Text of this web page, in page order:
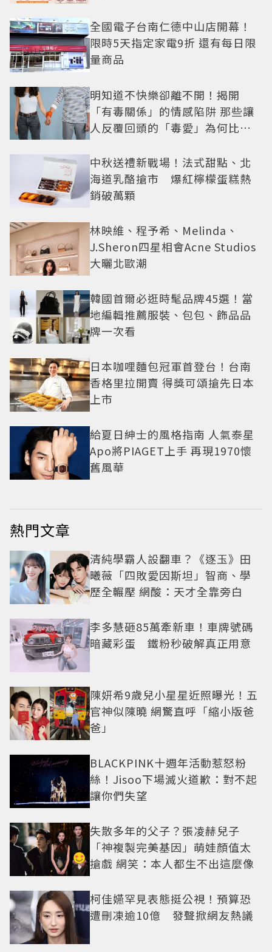
全國電子台南仁德中山店開幕！
限時5天指定家電9折 還有每日限
量商品
明知道不快樂卻離不開！揭開
「有毒關係」的情感陷阱 那些讓
人反覆回頭的「毒愛」為何比菸
中秋送禮新戰場！法式甜點、北
海道乳酪搶市 爆紅檸檬蛋糕熱
銷破萬顆
林映維、程予希、Melinda、
J.Sheron四星相會Acne Studios
大曬北歐潮
韓國首爾必逛時髦品牌45選！當
地編輯推薦服裝、包包、飾品品
牌一次看
日本咖哩麵包冠軍首登台！台南
香格里拉開賣 得獎可頌搶先日本
上市
給夏日紳士的風格指南 人氣泰星
Apo將PIAGET上手 再現1970懷
舊風華
熱門文章
清純學霸人設翻車？《逐玉》田
曦薇「四敗愛因斯坦」智商、學
歷全輾壓 網酸：天才全靠旁白
李多慧砸85萬牽新車！車牌號碼
暗藏彩蛋 鐵粉秒破解真正用意
陳妍希9歲兒小星星近照曝光！五
官神似陳曉 網驚直呼「縮小版爸
爸」
BLACKPINK十週年活動惹怒粉
絲！Jisoo下場滅火道歉：對不起
讓你們失望
失散多年的父子？張凌赫兒子
「神複製完美基因」萌娃顏值太
搶戲 網笑：本人都生不出這麼像
柯佳嬿罕見表態挺公視！預算恐
遭刪凍逾10億 發聲掀網友熱議